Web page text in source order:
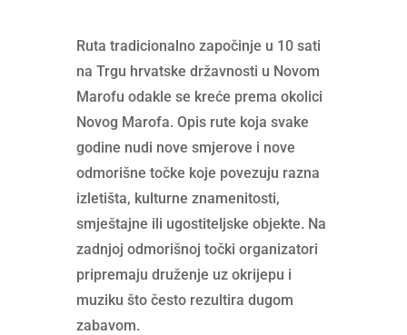
Ruta tradicionalno započinje u 10 sati
na Trgu hrvatske državnosti u Novom
Marofu odakle se kreće prema okolici
Novog Marofa. Opis rute koja svake
godine nudi nove smjerove i nove
odmorišne točke koje povezuju razna
izletišta, kulturne znamenitosti,
smještajne ili ugostiteljske objekte. Na
zadnjoj odmorišnoj točki organizatori
pripremaju druženje uz okrijepu i
muziku što često rezultira dugom
zabavom.